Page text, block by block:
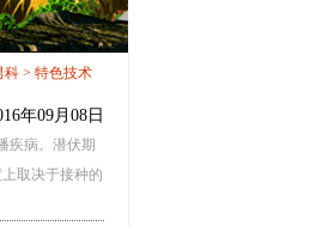
科 > 特色技术
年09月08日
疾病。潜伏期
取决于接种的